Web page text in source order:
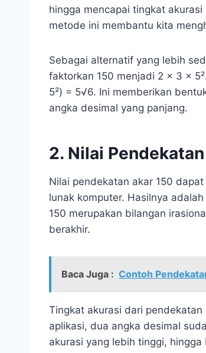
hingga mencapai tingkat
metode ini membantu kita
Sebagai alternatif yang lebih
faktorkan 150 menjadi 2 x 3 x
5²) = 5√6. Ini memberikan
angka desimal yang panjang.
2. Nilai
Nilai pendekatan akar 150
lunak komputer. Hasilnya
150 merupakan bilangan
berakhir.
Baca Juga : Contoh
Tingkat akurasi dari
aplikasi, dua angka desimal
akurasi yang lebih tinggi,